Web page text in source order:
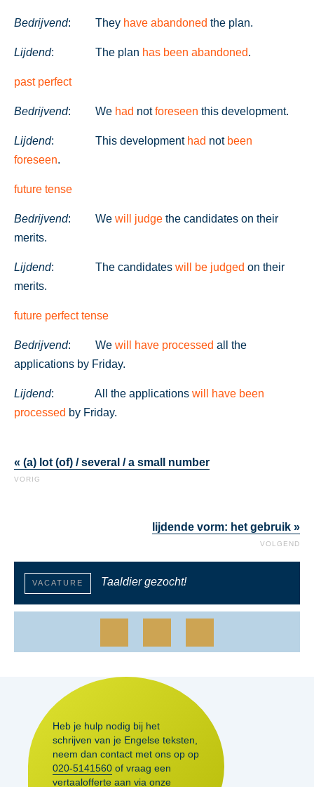
Bedrijvend: They have abandoned the plan.
Lijdend: The plan has been abandoned.
past perfect
Bedrijvend: We had notforeseen this development.
Lijdend: This development had not been
foreseen.
future tense
Bedrijvend: We will judge the candidates on their
merits.
Lijdend: The candidates will be judged on their
merits.
future perfect tense
Bedrijvend: We will have processed all the
applications by Friday.
Lijdend: All the applications will have been
processed by Friday.
« (a) lot (of) / several / a small number
VORIG
lijdende vorm: het gebruik »
VOLGEND
VACATURE Taaldier gezocht!
Heb je hulp nodig bij het
schrijven van je Engelse teksten,
neem dan contact met ons op op
020-5141560 of vraag een
vertaalofferte aan via onze